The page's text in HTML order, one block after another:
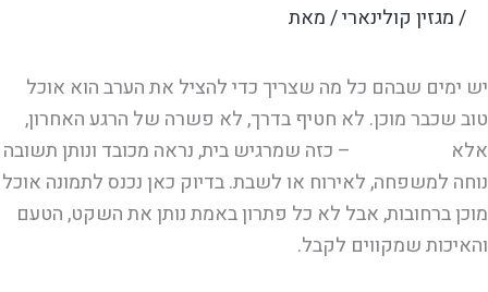
/מגזין קולינארי/ מאת
יש ימים שבהם כל מה שצריך כדי להציל את הערב הוא אוכל
טוב שכבר מוכן. לא חטיף בדרך, לא פשרה של הרגע האחרון,
אלא
– כזה שמרגיש בית, נראה מכובד ונותן תשובה
נוחה למשפחה, לאירוח או לשבת. בדיוק כאן נכנס לתמונה אוכל
מוכן ברחובות, אבל לא כל פתרון באמת נותן את השקט, הטעם
והאיכות שמקווים לקבל.